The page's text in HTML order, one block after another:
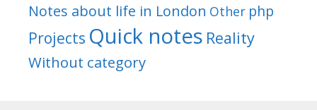
Notes about life in London Other php
Projects Quick notes Reality
Without category